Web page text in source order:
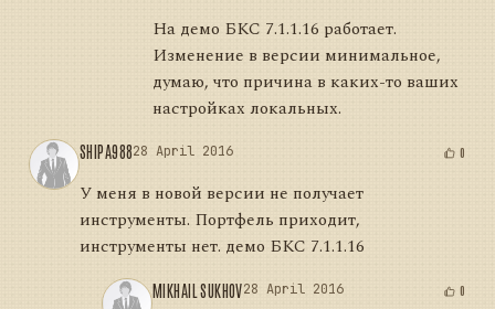
На демо БКС 7.1.1.16 работает.
Изменение в версии минимальное,
думаю, что причина в каких-то ваших
настройках локальных.
SHIPA98828 April 2016 0
У меня в новой версии не получает
инструменты. Портфель приходит,
инструменты нет. демо БКС 7.1.1.16
MIKHAIL SUKHOV28 April 2016 0